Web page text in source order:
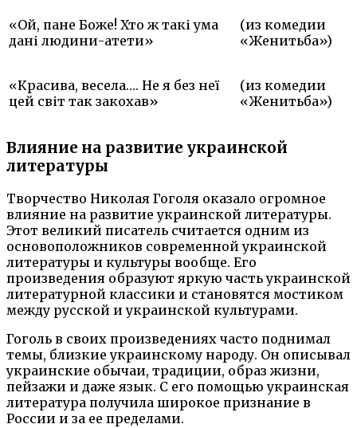
«Ой, пане Боже! Хто ж такі ума
дані людини-атети»
(из комедии
«Женитьба»)
«Красива, весела…. Не я без неї
цей світ так закохав»
(из комедии
«Женитьба»)
Влияние на развитие украинской
литературы
Творчество Николая Гоголя оказало огромное
влияние на развитие украинской литературы.
Этот великий писатель считается одним из
основоположников современной украинской
литературы и культуры вообще. Его
произведения образуют яркую часть украинской
литературной классики и становятся мостиком
между русской и украинской культурами.
Гоголь в своих произведениях часто поднимал
темы, близкие украинскому народу. Он описывал
украинские обычаи, традиции, образ жизни,
пейзажи и даже язык. С его помощью украинская
литература получила широкое признание в
России и за ее пределами.